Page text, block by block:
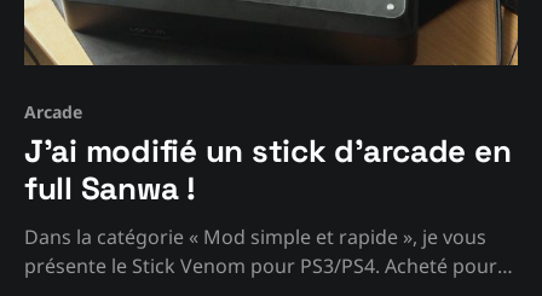
Arcade
J'ai modifié un stick d'arcade en
full Sanwa !
Dans la catégorie « Mod simple et rapide », je vous
présente le Stick Venom pour PS3/PS4. Acheté pour